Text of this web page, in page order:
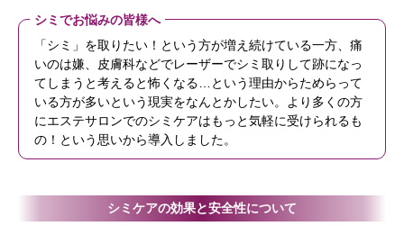
シミでお悩みの皆様へ
「シミ」を取りたい！という方が増え続けている一方、痛
いのは嫌、皮膚科などでレーザーでシミ取りして跡になっ
てしまうと考えると怖くなる…という理由からためらって
いる方が多いという現実をなんとかしたい。より多くの方
にエステサロンでのシミケアはもっと気軽に受けられるも
の！という思いから導入しました。
シミケアの効果と安全性について